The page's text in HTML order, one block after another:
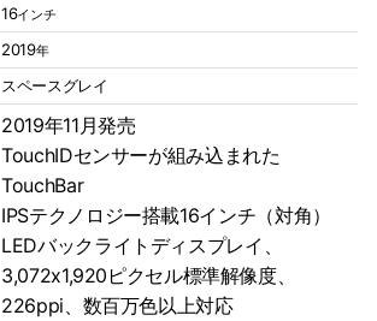
16インチ
2019年
スペースグレイ
2019年11月発売
TouchIDセンサーが組み込まれた
TouchBar
IPSテクノロジー搭載16インチ（対角）
LEDバックライトディスプレイ、
3,072x1,920ピクセル標準解像度、
226ppi、数百万色以上対応